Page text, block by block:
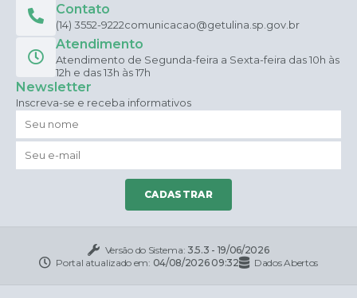
Contato
(14) 3552-9222comunicacao@getulina.sp.gov.br
Atendimento
Atendimento de Segunda-feira a Sexta-feira das 10h às
12h e das 13h às 17h
Newsletter
Inscreva-se e receba informativos
CADASTRAR
Versão do Sistema: 3.5.3 - 19/06/2026
Portal atualizado em: 04/08/2026 09:32 Dados Abertos